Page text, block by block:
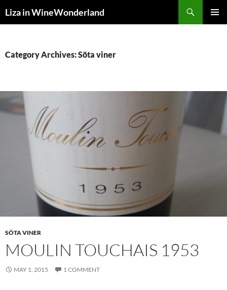
toLiza in WineWonderland
Category Archives: Söta viner
SÖTA VINER
MOULIN TOUCHAIS 1953
MAY 1, 2015 1 COMMENT